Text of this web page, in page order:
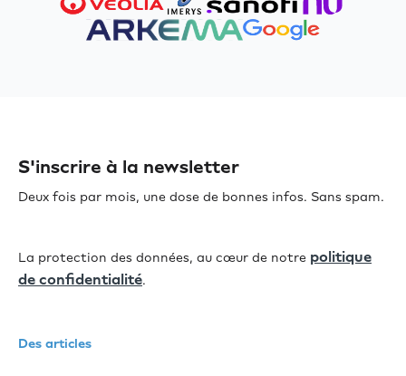
S'inscrire à la newsletter
Deux fois par mois, une dose de bonnes infos. Sans spam.
La protection des données, au cœur de notre politique
de confidentialité.
Des articles